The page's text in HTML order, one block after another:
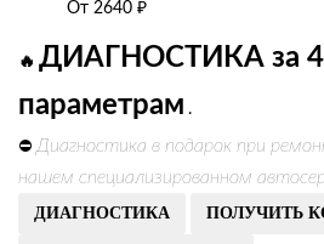
От 2640 ₽
🔥 ДИАГНОСТИКА за
параметрам .
⛔ Диагностика в подарок при
нашем специализированном
ДИАГНОСТИКА ПОЛУЧИТЬ